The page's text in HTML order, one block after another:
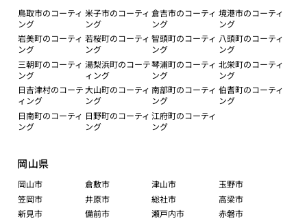
鳥取市のコーティ
ング
米子市のコーティ
ング
倉吉市のコーティ
ング
境港市のコーティ
ング
岩美町のコーティ
ング
若桜町のコーティ
ング
智頭町のコーティ
ング
八頭町のコーティ
ング
三朝町のコーティ
ング
湯梨浜町のコーテ
ィング
琴浦町のコーティ
ング
北栄町のコーティ
ング
日吉津村のコーテ
ィング
大山町のコーティ
ング
南部町のコーティ
ング
伯耆町のコーティ
ング
日南町のコーティ
ング
日野町のコーティ
ング
江府町のコーティ
ング
岡山県
岡山市 倉敷市 津山市
玉野市
笠岡市
井原市 総社市
高梁市
新見市
備前市 瀬戸内市
赤磐市